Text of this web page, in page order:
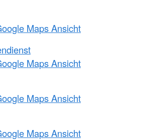
Maps Ansicht
Maps Ansicht
Maps Ansicht
Maps Ansicht